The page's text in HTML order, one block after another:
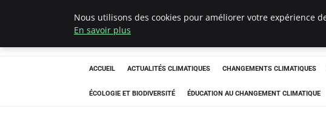
Climatedebtagents
ACCUEIL ACTUALITÉS CLIMATIQUES CHANGEMENTS CLIMATIQUES
ÉCOLOGIE ET BIODIVERSITÉ ÉDUCATION AU CHANGEMENT CLIMATIQUE
Nous utilisons des cookies pour améliorer votre expérience
En savoir plus